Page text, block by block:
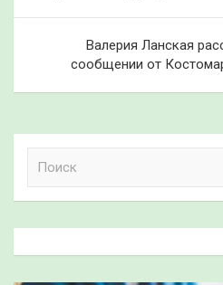
записям
Валерия Ланская
сообщении от
к